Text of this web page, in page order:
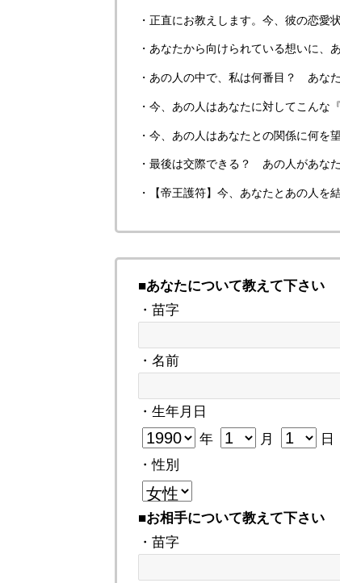
・正直にお教えします。今、彼の恋
・あなたから向けられている想いに、
・あの人の中で、私は何番目？ あな
・今、あの人はあなたに対してこんな
・今、あの人はあなたとの関係に何を
・最後は交際できる？ あの人があな
・【帝王護符】今、あなたとあの人を
■あなたについて教えて下さい
・苗字
・名前
・生年月日
年 月
日
・性別
■お相手について教えて下さい
・苗字